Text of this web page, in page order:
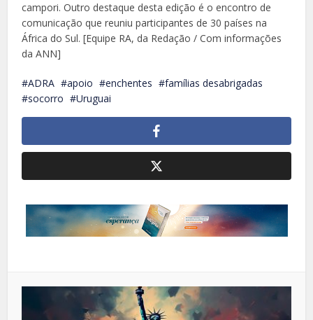
campori. Outro destaque desta edição é o encontro de
comunicação que reuniu participantes de 30 países na
África do Sul. [Equipe RA, da Redação / Com informações
da ANN]
ADRA apoio enchentes
famílias desabrigadas
socorro
Uruguai